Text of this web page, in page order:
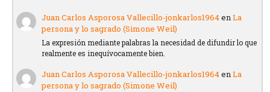
Juan Carlos Asporosa Vallecillo-jonkarlos1964enLa
persona y lo sagrado (Simone Weil)
La expresión mediante palabras la necesidad de difundir lo que
realmente es inequívocamente bien.
Juan Carlos Asporosa Vallecillo-jonkarlos1964enLa
persona y lo sagrado (Simone Weil)